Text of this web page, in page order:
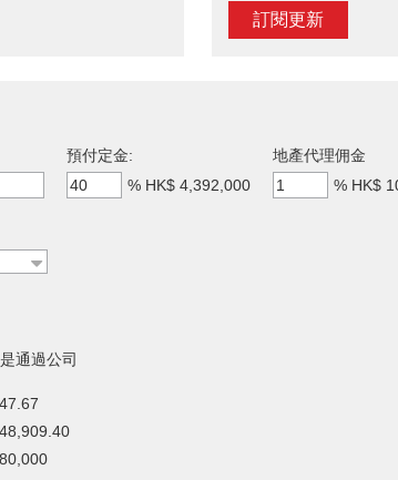
訂閱更新
預付定金:
% HK$ 4,392,000
地產代理佣金
% HK$
通過公司